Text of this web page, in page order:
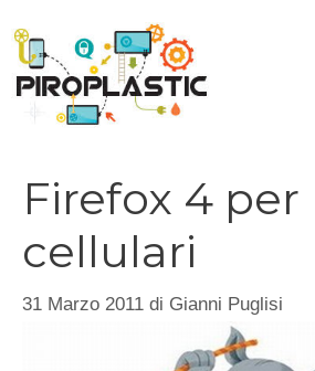
contenuto
Firefox 4 per
cellulari
31 Marzo 2011 di Gianni Puglisi